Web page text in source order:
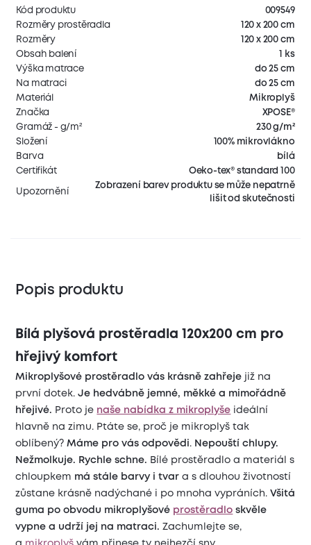
Kód produktu
009549
Rozměry prostěradla
120 x 200 cm
Rozměry
120 x 200 cm
Obsah balení
1 ks
Výška matrace
do 25 cm
Na matraci
do 25 cm
Materiál
Mikroplyš
Značka
XPOSE®
Gramáž - g/m²
230 g/m²
Složení
100% mikrovlákno
Barva
bílá
Certifikát
Oeko-tex® standard 100
Upozornění
Zobrazení barev produktu se může nepatrně
lišit od skutečnosti
Popis produktu
Bílá plyšová prostěradla 120x200 cm pro
hřejivý komfort
Mikroplyšové prostěradlo vás krásně zahřeje již na
první dotek.Je hedvábně jemné, měkké a mimořádně
hřejivé. Proto je naše nabídka z mikroplyše ideální
hlavně na zimu. Ptáte se, proč je mikroplyš tak
oblíbený?Máme pro vás odpovědi. Nepouští chlupy.
Nežmolkuje. Rychle schne. Bílé prostěradlo a materiál s
chloupkem má stále barvy i tvara s dlouhou životností
zůstane krásně nadýchané i po mnoha vypráních.Všitá
guma po obvodu mikroplyšové prostěradlo skvěle
vypne a udrží jej na matraci. Zachumlejte se,